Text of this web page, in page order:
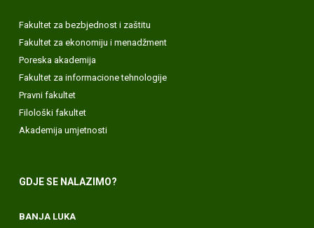
Fakultet za bezbjednost i zaštitu
Fakultet za ekonomiju i menadžment
Poreska akademija
Fakultet za informacione tehnologije
Pravni fakultet
Filološki fakultet
Akademija umjetnosti
GDJE SE NALAZIMO?
BANJA LUKA